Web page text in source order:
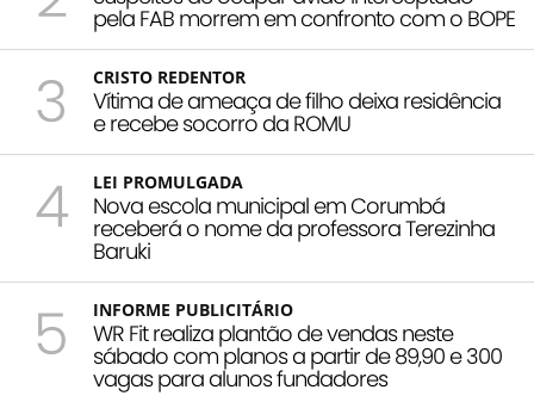
pela FAB morrem em confronto com o BOPE
3 CRISTO REDENTOR
Vítima de ameaça de filho deixa residência
e recebe socorro da ROMU
4 LEI PROMULGADA
Nova escola municipal em Corumbá
receberá o nome da professora Terezinha
Baruki
5 INFORME PUBLICITÁRIO
WR Fit realiza plantão de vendas neste
sábado com planos a partir de 89,90 e 300
vagas para alunos fundadores